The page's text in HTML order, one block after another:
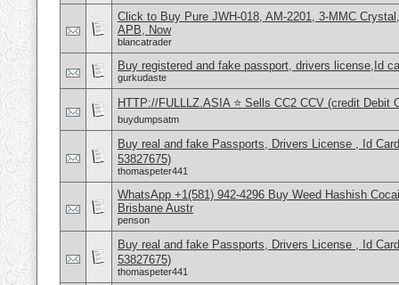
Click to Buy Pure JWH-018, AM-2201, 3-MMC
APB, Now
blancatrader
Buy registered and fake passport, drivers license,Id
gurkudaste
HTTP://FULLLZ.ASIA ⭐️ Sells CC2 CCV (credit Debit
buydumpsatm
Buy real and fake Passports, Drivers License , Id
53827675)
thomaspeter441
WhatsApp +1(581) 942-4296 Buy Weed Hashish
Brisbane Austr
penson
Buy real and fake Passports, Drivers License , Id
53827675)
thomaspeter441